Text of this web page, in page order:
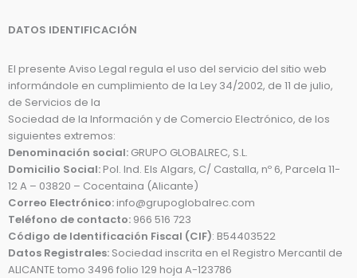
DATOS IDENTIFICACIÓN
El presente Aviso Legal regula el uso del servicio del sitio web
informándole en cumplimiento de la Ley 34/2002, de 11 de julio,
de Servicios de la
Sociedad de la Información y de Comercio Electrónico, de los
siguientes extremos:
Denominación social: GRUPO GLOBALREC, S.L.
Domicilio Social: Pol. Ind. Els Algars, C/ Castalla, nº 6, Parcela 11-
12 A – 03820 – Cocentaina (Alicante)
Correo Electrónico: info@grupoglobalrec.com
Teléfono de contacto: 966 516 723
Código de Identificación Fiscal (CIF): B54403522
Datos Registrales: Sociedad inscrita en el Registro Mercantil de
ALICANTE tomo 3496 folio 129 hoja A-123786